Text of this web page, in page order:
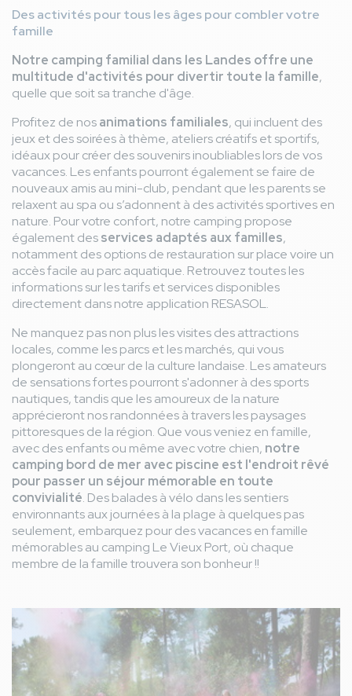
Des activités pour tous les âges pour combler votre
famille
Notre camping familial dans les Landes offre une
multitude d'activités pour divertir toute la famille,
quelle que soit sa tranche d'âge.
Profitez de nosanimations familiales, qui incluent des
jeux et des soirées à thème, ateliers créatifs et sportifs,
idéaux pour créer des souvenirs inoubliables lors de vos
vacances. Les enfants pourront également se faire de
nouveaux amis au mini-club, pendant que les parents se
relaxent au spa ou s’adonnent à des activités sportives en
nature. Pour votre confort, notre camping propose
également desservices adaptés aux familles,
notamment des options de restauration sur place voire un
accès facile au parc aquatique. Retrouvez toutes les
informations sur les tarifs et services disponibles
directement dans notre application RESASOL.
Ne manquez pas non plus les visites des attractions
locales, comme les parcs et les marchés, qui vous
plongeront au cœur de la culture landaise. Les amateurs
de sensations fortes pourront s'adonner à des sports
nautiques, tandis que les amoureux de la nature
apprécieront nos randonnées à travers les paysages
pittoresques de la région. Que vous veniez en famille,
avec des enfants ou même avec votre chien, notre
camping bord de mer avec piscine est l'endroit rêvé
pour passer un séjour mémorable en toute
convivialité. Des balades à vélo dans les sentiers
environnants aux journées à la plage à quelques pas
seulement, embarquez pour des vacances en famille
mémorables au camping Le Vieux Port, où chaque
membre de la famille trouvera son bonheur !!
Image